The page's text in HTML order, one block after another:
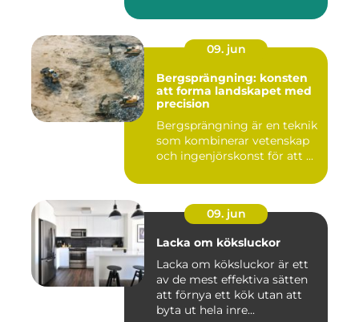
09. jun
Bergsprängning: konsten
att forma landskapet med
precision
Bergsprängning är en teknik
som kombinerar vetenskap
och ingenjörskonst för att ...
09. jun
Lacka om köksluckor
Lacka om köksluckor är ett
av de mest effektiva sätten
att förnya ett kök utan att
byta ut hela inre...